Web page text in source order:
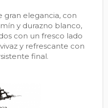
gran elegancia, con
y durazno blanco,
con un fresco lado
y refrescante con
final.